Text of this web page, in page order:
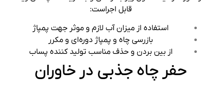
قابل اجراست:
استفاده از میزان آب لازم و موثر جهت پمپاژ
بازرسی چاه و پمپاژ دوره‌ای و مکرر
از بین بردن و حذف مناسب تولید کننده پساب
حفر چاه جذبی در خاوران